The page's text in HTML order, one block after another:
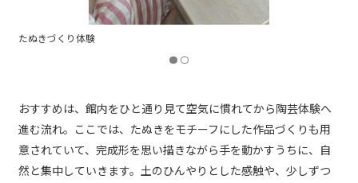
絵付け体験。たぬきの絵付けだけの体験もできる
おすすめは、館内をひと通り見て空気に慣れてから陶芸体験へ
進む流れ。ここでは、たぬきをモチーフにした作品づくりも用
意されていて、完成形を思い描きながら手を動かすうちに、自
然と集中していきます。土のひんやりとした感触や、少しずつ